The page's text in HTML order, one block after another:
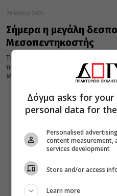
29 Μαΐου 2024
Σήμερα η μεγάλη
Μεσοπεντηκοστής
Την Τετάρτη μετά την Κυριακή
πανηγυρίζει μία μεγάλη
Μεσοπεντηκοστής.
Δόγμα asks for
personal data for
Personalised
content measurement,
services development
Store and/or access
Learn more